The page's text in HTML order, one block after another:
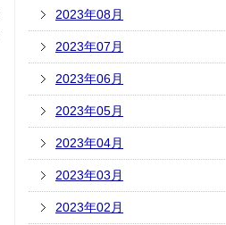
2023年08月
2023年07月
2023年06月
2023年05月
2023年04月
2023年03月
2023年02月